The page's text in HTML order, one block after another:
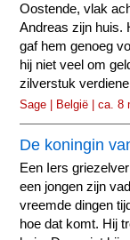
Oostende, vlak
Andreas zijn huis.
gaf hem genoeg
hij niet veel om
zilverstuk
Sage | België | ca. 8
De koningin
Een Iers
een jongen zijn
vreemde dingen
hoe dat komt. Hij